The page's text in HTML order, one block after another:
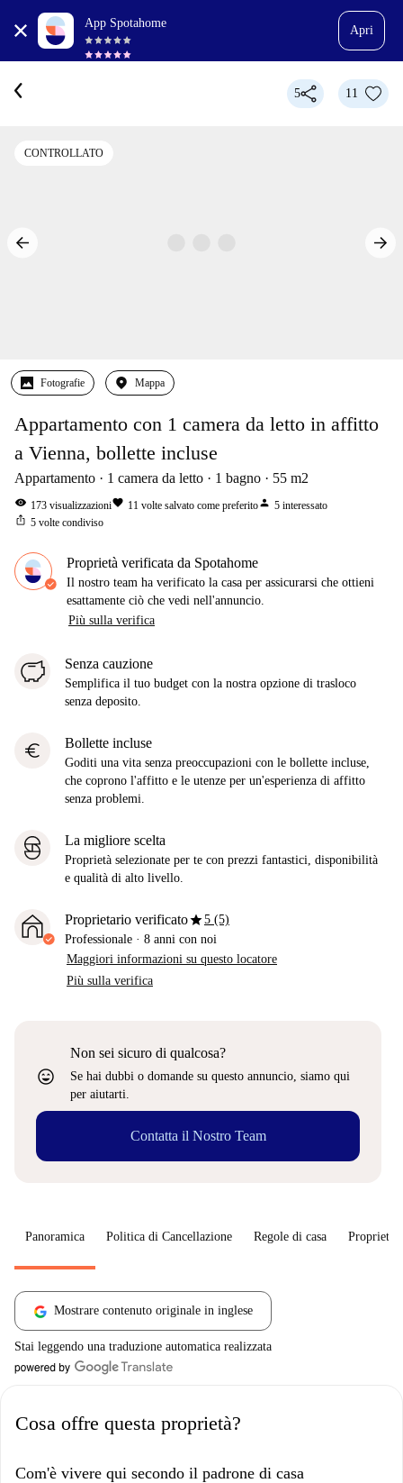
App Spotahome
Apri
5 11
CONTROLLATO
Fotografie Mappa
Appartamento con 1 camera da letto in affitto
a Vienna, bollette incluse
Appartamento 1 camera da letto 1 bagno 55 m2
visibility 173 visualizzazionifavorite 11 volte salvato come preferitoperson 5 interessato
ios_share 5 volte condiviso
Proprietà verificata da Spotahome
Il nostro team ha verificato la casa per assicurarsi che ottieni
esattamente ciò che vedi nell'annuncio.
Più sulla verifica
Senza cauzione
Semplifica il tuo budget con la nostra opzione di trasloco
senza deposito.
euro Bollette incluse
Goditi una vita senza preoccupazioni con le bollette incluse,
che coprono l'affitto e le utenze per un'esperienza di affitto
senza problemi.
La migliore scelta
Proprietà selezionate per te con prezzi fantastici, disponibilità
e qualità di alto livello.
Proprietario verificatostar5 (5)
Professionale · 8 anni con noi
Maggiori informazioni su questo locatore
Più sulla verifica
sentiment_very_satisfied
Non sei sicuro di qualcosa?
Se hai dubbi o domande su questo annuncio, siamo qui
per aiutarti.
Contatta il Nostro Team
Panoramica Politica di Cancellazione Regole di casa
Mostrare contenuto originale in inglese
Stai leggendo una traduzione automatica realizzata
Cosa offre questa proprietà?
Com'è vivere qui secondo il padrone di casa